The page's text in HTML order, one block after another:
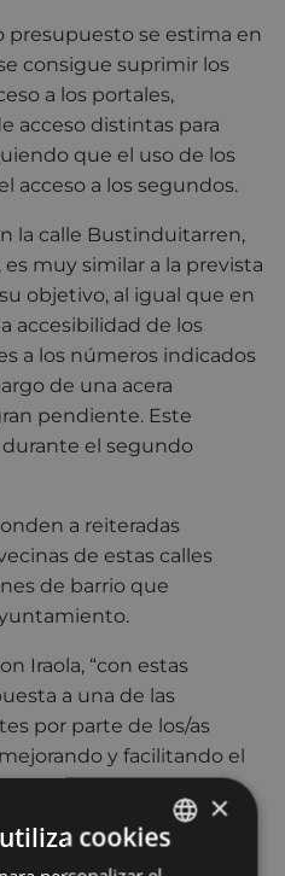
presupuesto se estima en
consigue suprimir los
a los portales,
acceso distintas para
que el uso de los
acceso a los segundos.
la calle Bustinduitarren,
muy similar a la prevista
objetivo, al igual que en
accesibilidad de los
a los números indicados
de una acera
pendiente. Este
el segundo
a reiteradas
de estas calles
de barrio que
Iraola, “con estas
a una de las
por parte de los/as
y facilitando el
el Ayuntamiento de
actuaciones para la
mejorando los accesos
BASQUE
×
cookies